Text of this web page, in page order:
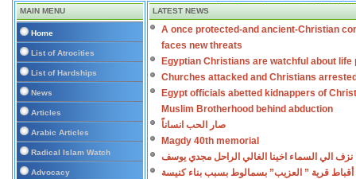
MAIN MENU
Home
List of Atrocities
List of Hardships
News
Articles
Arabic Articles
Radical Islam Watch
Advocacy
LATEST NEWS
A once protected-and ancient-Christian
faces new threats
Egyptian Christians are watchful about life
Churches attacked and Christians
Egypt officials abetted kidnappers of
Muslim Brotherhood behind abduction
صار الحب انساناً
Magdy 40th memorial
نزف الي السماء اخينا الغالي الراحل مجدي يوسف
أقباط قرية ” العزيب” بسمالوط بسبب بناء كنيسة